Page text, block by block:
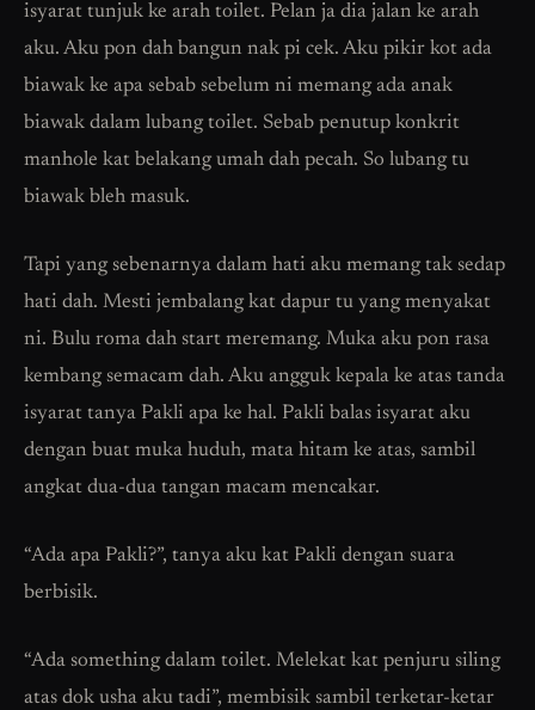
isyarat tunjuk ke arah toilet. Pelan ja dia jalan ke arah
aku. Aku pon dah bangun nak pi cek. Aku pikir kot ada
biawak ke apa sebab sebelum ni memang ada anak
biawak dalam lubang toilet. Sebab penutup konkrit
manhole kat belakang umah dah pecah. So lubang tu
biawak bleh masuk.
Tapi yang sebenarnya dalam hati aku memang tak sedap
hati dah. Mesti jembalang kat dapur tu yang menyakat
ni. Bulu roma dah start meremang. Muka aku pon rasa
kembang semacam dah. Aku angguk kepala ke atas tanda
isyarat tanya Pakli apa ke hal. Pakli balas isyarat aku
dengan buat muka huduh, mata hitam ke atas, sambil
angkat dua-dua tangan macam mencakar.
“Ada apa Pakli?”, tanya aku kat Pakli dengan suara
berbisik.
“Ada something dalam toilet. Melekat kat penjuru siling
atas dok usha aku tadi”, membisik sambil terketar-ketar